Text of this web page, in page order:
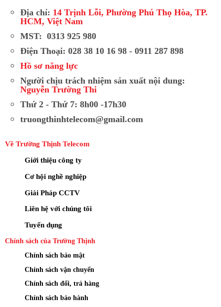
Địa chỉ: 14 Trịnh Lỗi, Phường Phú Thọ Hòa, TP.
HCM, Việt Nam
MST: 0313 925 980
Điện Thoại: 028 38 10 16 98 - 0911 287 898
Hồ sơ năng lực
Người chịu trách nhiệm sản xuất nội dung:
Nguyễn Trường Thi
Thứ 2 - Thứ 7: 8h00 -17h30
truongthinhtelecom@gmail.com
Về Trường Thịnh Telecom
Giới thiệu công ty
Cơ hội nghề nghiệp
Giải Pháp CCTV
Liên hệ với chúng tôi
Tuyển dụng
Chính sách của Trường Thịnh
Chính sách bảo mật
Chính sách vận chuyển
Chính sách đổi, trả hàng
Chính sách bảo hành